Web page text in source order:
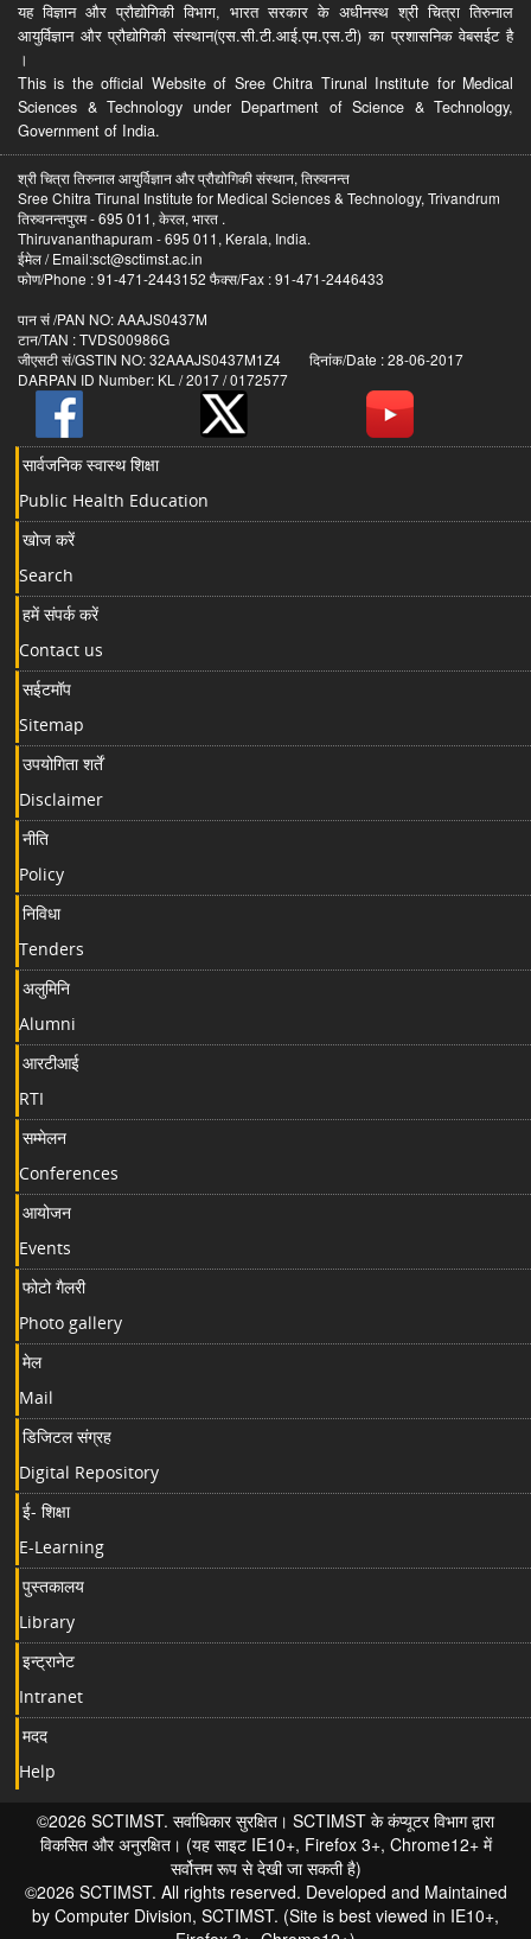
यह विज्ञान और प्रौद्योगिकी विभाग, भारत सरकार के अधीनस्थ श्री चित्रा तिरुनाल
आयुर्विज्ञान और प्रौद्योगिकी संस्थान(एस.सी.टी.आई.एम.एस.टी) का प्रशासनिक वेबसईट है
।
This is the official Website of Sree Chitra Tirunal Institute for Medical
Sciences & Technology under Department of Science & Technology,
Government of India.
श्री चित्रा तिरुनाल आयुर्विज्ञान और प्रौद्योगिकी संस्थान, तिरुवनन्त
Sree Chitra Tirunal Institute for Medical Sciences & Technology, Trivandrum
तिरुवनन्तपुरम - 695 011, केरल, भारत .
Thiruvananthapuram - 695 011, Kerala, India.
ईमेल / Email:sct@sctimst.ac.in
फोण/Phone : 91-471-2443152 फैक्स/Fax : 91-471-2446433
पान सं /PAN NO: AAAJS0437M
टान/TAN : TVDS00986G
जीएसटी सं/GSTIN NO: 32AAAJS0437M1Z4 दिनांक/Date : 28-06-2017
DARPAN ID Number: KL / 2017 / 0172577
सार्वजनिक स्वास्थ शिक्षा
Public Health Education
खोज करें
Search
हमें संपर्क करें
Contact us
सईटमॉप
Sitemap
उपयोगिता शर्तें
Disclaimer
नीति
Policy
निविधा
Tenders
अलुमिनि
Alumni
आरटीआई
RTI
सम्मेलन
Conferences
आयोजन
Events
फोटो गैलरी
Photo gallery
मेल
Mail
डिजिटल संग्रह
Digital Repository
ई- शिक्षा
E-Learning
पुस्तकालय
Library
इन्ट्रानेट
Intranet
मदद
Help
©2026 SCTIMST. सर्वाधिकार सुरक्षित। SCTIMST के कंप्यूटर विभाग द्वारा
विकसित और अनुरक्षित। (यह साइट IE10+, Firefox 3+, Chrome12+ में
सर्वोत्तम रूप से देखी जा सकती है)
©2026 SCTIMST. All rights reserved. Developed and Maintained
by Computer Division, SCTIMST. (Site is best viewed in IE10+,